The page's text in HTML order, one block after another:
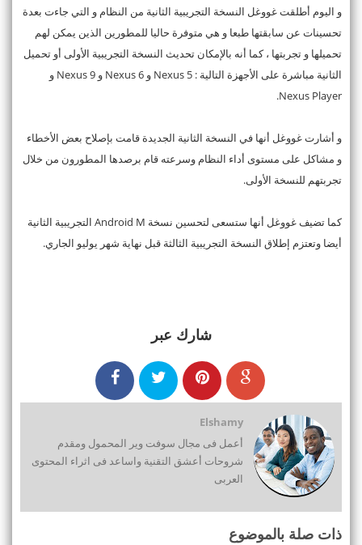
و اليوم أطلقت غووغل النسخة التجريبية الثانية من النظام و التي جاءت بعدة
تحسينات عن سابقتها طبعا و هي متوفرة حاليا للمطورين الذين يمكن لهم
تحميلها و تجربتها ، كما أنه بالإمكان تحديث النسخة التجريبية الأولى أو تحميل
الثانية مباشرة على الأجهزة التالية : Nexus 5 و Nexus 6 و Nexus 9 و
Nexus Player.
و أشارت غووغل أنها في النسخة الثانية الجديدة قامت بإصلاح بعض الأخطاء
و مشاكل على مستوى أداء النظام وسرعته قام برصدها المطورون من خلال
تجربتهم للنسخة الأولى.
كما تضيف غووغل أنها ستسعى لتحسين نسخة Android M التجريبية الثانية
أيضا وتعتزم إطلاق النسخة التجريبية الثالثة قبل نهاية شهر يوليو الجاري.
شارك عبر
Elshamy
أعمل فى مجال سوفت وير المحمول ومقدم
شروحات أعشق التقنية واساعد فى اثراء المحتوى
العربى
ذات صلة بالموضوع